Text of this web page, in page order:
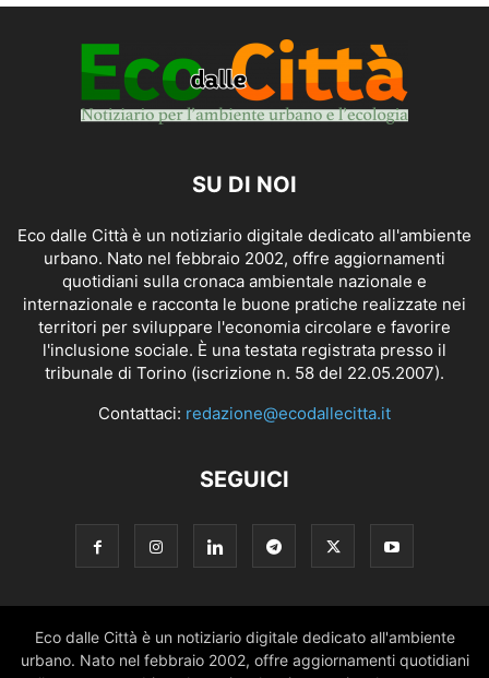
SU DI NOI
Eco dalle Città è un notiziario digitale dedicato all'ambiente
urbano. Nato nel febbraio 2002, offre aggiornamenti
quotidiani sulla cronaca ambientale nazionale e
internazionale e racconta le buone pratiche realizzate nei
territori per sviluppare l'economia circolare e favorire
l'inclusione sociale. È una testata registrata presso il
tribunale di Torino (iscrizione n. 58 del 22.05.2007).
Contattaci: redazione@ecodallecitta.it
SEGUICI
Eco dalle Città è un notiziario digitale dedicato all'ambiente
urbano. Nato nel febbraio 2002, offre aggiornamenti quotidiani